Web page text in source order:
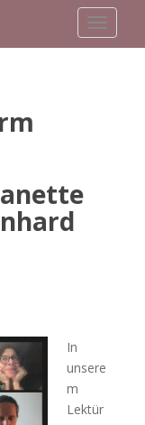
In
unsere
m
Lektür